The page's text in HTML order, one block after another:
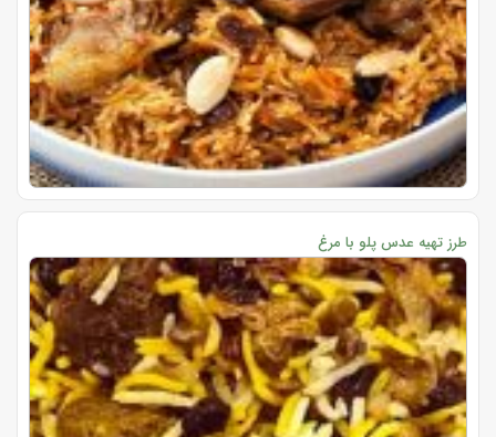
طرز تهیه عدس پلو با مرغ